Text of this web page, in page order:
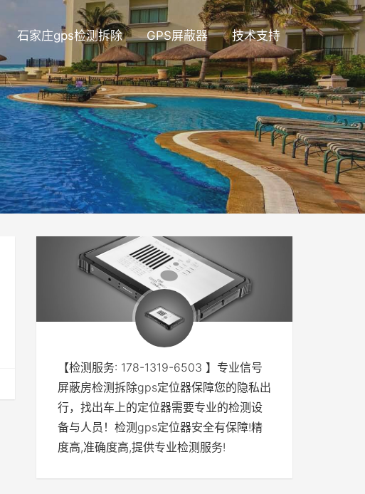
石家庄gps检测拆除 GPS屏蔽器 技术支持
【检测服务: 178-1319-6503 】专业信号
屏蔽房检测拆除gps定位器保障您的隐私出
行，找出车上的定位器需要专业的检测设
备与人员！检测gps定位器安全有保障!精
度高,准确度高,提供专业检测服务!